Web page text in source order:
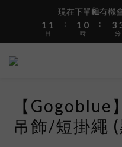
盛夏限定☀️週週抽
現在下單🛍️有機
1
0
1
0
日
:
2
1
0
1
0
時
:
4
3
22
分
i17正式開賣✨點
盛夏限定☀️週週抽
【Gogoblue
吊飾/短掛繩